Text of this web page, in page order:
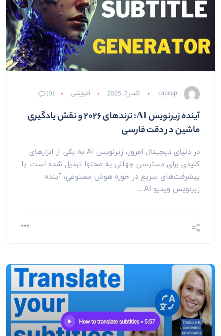
capcap اکتبر 7, 2025 آموزشی (0)
آینده زیرنویس AI: ترندهای ۲۰۲۶ و نقش یادگیری
ماشین در دقت فارسی
در دنیای دیجیتال امروز، زیرنویس AI به یکی از ابزارهای
کلیدی برای دسترسی جهانی به محتوا تبدیل شده است. با
پیشرفت‌های سریع در حوزه هوش مصنوعی، آینده
زیرنویس ویدیو AI…